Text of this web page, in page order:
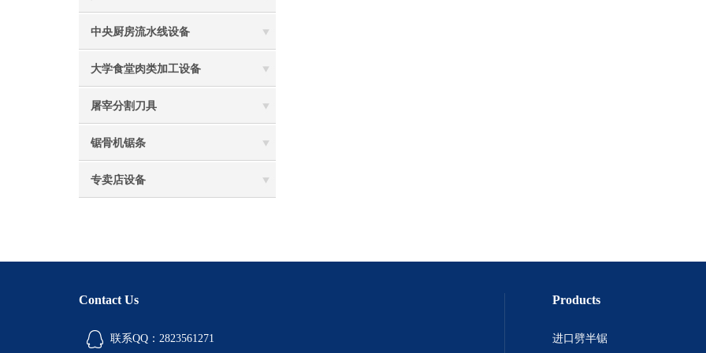
中央厨房流水线设备
大学食堂肉类加工设备
屠宰分割刀具
锯骨机锯条
专卖店设备
Contact Us
联系QQ：2823561271
Products
进口劈半锯